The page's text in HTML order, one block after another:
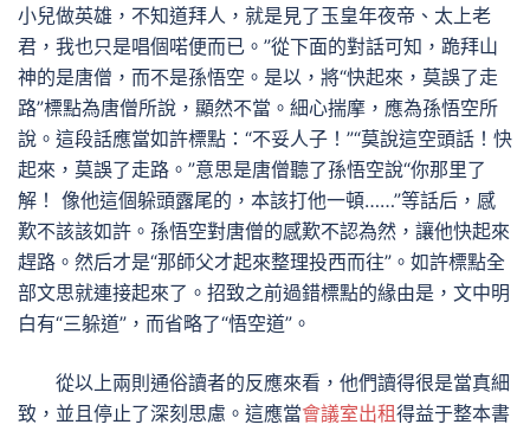
小兒做英雄，不知道拜人，就是見了玉皇年夜帝、太上老
君，我也只是唱個喏便而已。”從下面的對話可知，跪拜山
神的是唐僧，而不是孫悟空。是以，將“快起來，莫誤了走
路”標點為唐僧所說，顯然不當。細心揣摩，應為孫悟空所
說。這段話應當如許標點：“不妥人子！”“莫說這空頭話！快
起來，莫誤了走路。”意思是唐僧聽了孫悟空說“你那里了
解！ 像他這個躲頭露尾的，本該打他一頓……”等話后，感
歎不該該如許。孫悟空對唐僧的感歎不認為然，讓他快起來
趕路。然后才是“那師父才起來整理投西而往”。如許標點全
部文思就連接起來了。招致之前過錯標點的緣由是，文中明
白有“三躲道”，而省略了“悟空道”。
從以上兩則通俗讀者的反應來看，他們讀得很是當真細
致，並且停止了深刻思慮。這應當會議室出租得益于整本書